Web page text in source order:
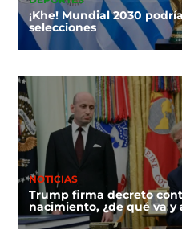
¡Khe! Mundial 2030
selecciones
NOTICIAS
Trump firma decreto
nacimiento, ¿de qué va y